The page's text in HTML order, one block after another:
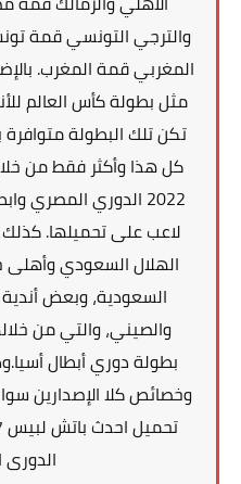
والترجي التونسي قمة
المغربي قمة المغرب.
مثل بطولة كأس العالم
2022 الدوري المصري
لاعب على تحميلها.
الهلال السعودي وأهلى
السعودية، وبعض أندية
والصيني، والتي من
بطولة دوري أبطال